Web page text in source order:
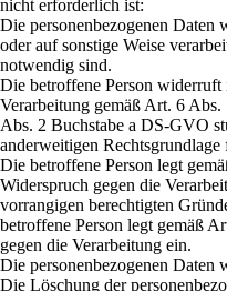
nicht erforderlich ist:
Die personenbezogenen Daten
oder auf sonstige Weise
notwendig sind.
Die betroffene Person
Verarbeitung gemäß Art. 6
Abs. 2 Buchstabe a DS-GVO
anderweitigen
Die betroffene Person legt
Widerspruch gegen die
vorrangigen berechtigten
betroffene Person legt gemäß
gegen die Verarbeitung ein.
Die personenbezogenen Daten
Die Löschung der